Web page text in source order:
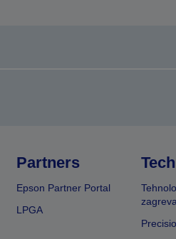
Partners
Epson Partner Portal
LPGA